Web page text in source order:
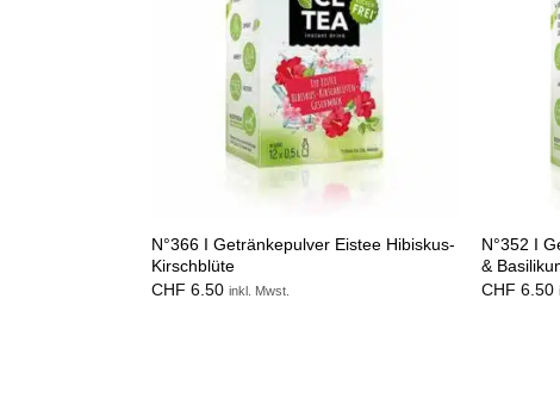
N°366 I Getränkepulver Eistee Hibiskus-
Kirschblüte
CHF 6.50 inkl. Mwst.
N°352 I
&
CHF 6.50